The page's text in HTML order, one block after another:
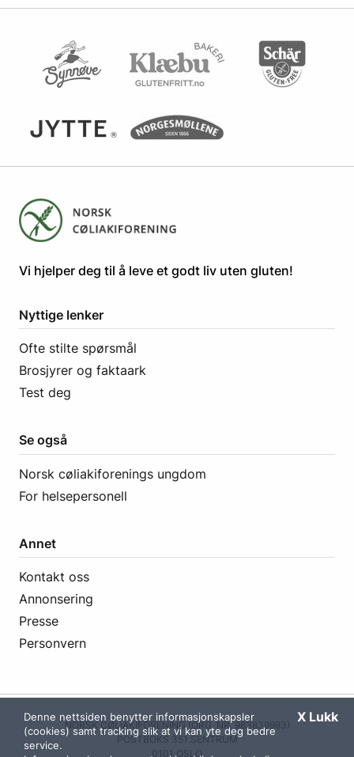
​​​​Vi hjelper deg til å leve et godt liv uten gluten! ​
Nyttige lenker
Ofte stilte spørsmål
Brosjyrer og faktaark
Test deg
Se også
Norsk cøliakiforenings ungdom
For helsepersonell
Annet
Kontakt oss
Annonsering
Presse
Personvern
NORSK CØLIAKIFORENING (ORG. NR. 983839983)
POSTBOKS 351 SENTRUM
0101 OSLO
X Lukk
Denne nettsiden benytter informasjonskapsler
(cookies) samt tracking slik at vi kan yte deg bedre
service.